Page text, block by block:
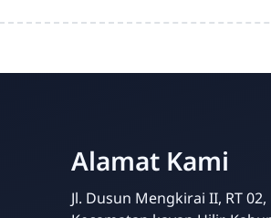
Alamat Kami
Jl. Dusun Mengkirai II, RT